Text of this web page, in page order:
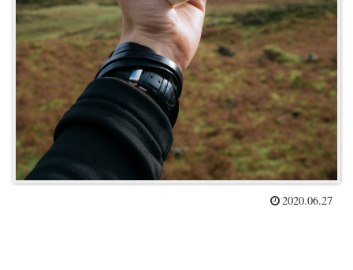
2020.06.27